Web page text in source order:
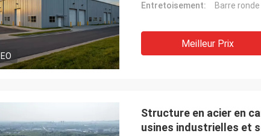
Entretoisement:
Barre
Meilleur Prix
Structure en acier en
usines industrielles et